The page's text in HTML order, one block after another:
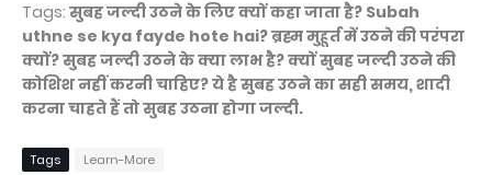
Tags: सुबह जल्दी उठने के लिए क्यों कहा जाता है? Subah
uthne se kya fayde hote hai? ब्रह्म मुहूर्त में उठने की परंपरा
क्यों? सुबह जल्दी उठने के क्या लाभ है? क्यों सुबह जल्दी उठने की
कोशिश नहीं करनी चाहिए? ये है सुबह उठने का सही समय, शादी
करना चाहते हैं तो सुबह उठना होगा जल्दी.
Tags Learn-More